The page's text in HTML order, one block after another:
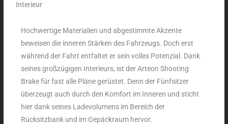
Interieur
Hochwertige Materialien und abgestimmte Akzente
beweisen die inneren Stärken des Fahrzeugs. Doch erst
während der Fahrt entfaltet er sein volles Potenzial. Dank
seines großzügigen Interieurs, ist der Arteon Shooting
Brake für fast alle Pläne gerüstet. Denn der Fünfsitzer
überzeugt auch durch den Komfort im Inneren und sticht
hier dank seines Ladevolumens im Bereich der
Rücksitzbank und im Gepäckraum hervor.